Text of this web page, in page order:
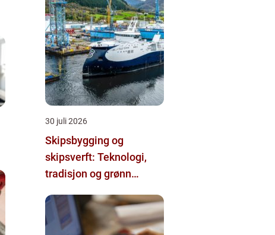
30 juli 2026
Skipsbygging og
skipsverft: Teknologi,
tradisjon og grønn